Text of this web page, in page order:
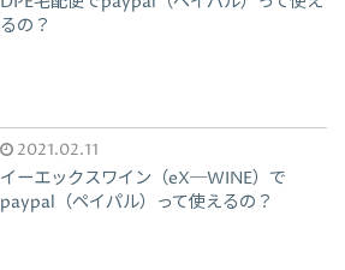
るの？
2021.02.11
イーエックスワイン（eX─WINE）で
paypal（ペイパル）って使えるの？